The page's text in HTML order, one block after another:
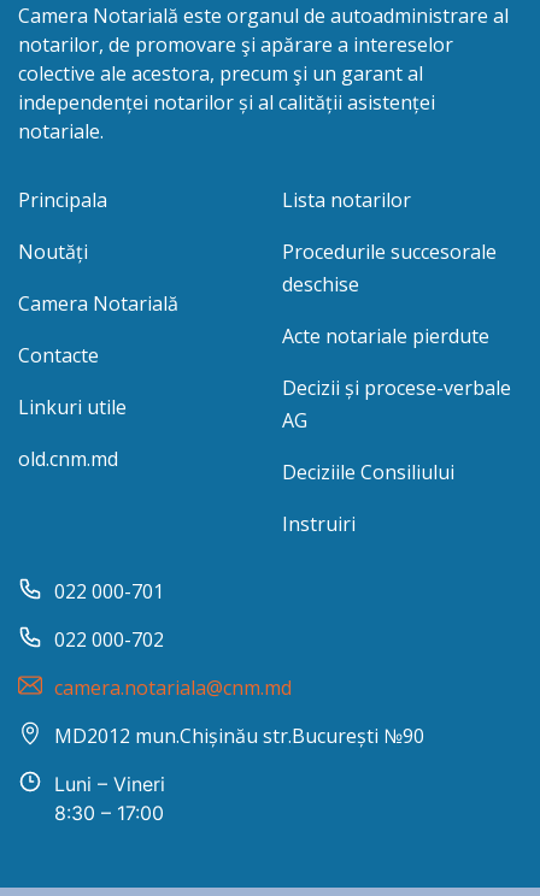
Camera Notarială este organul de autoadministrare al
notarilor, de promovare şi apărare a intereselor
colective ale acestora, precum şi un garant al
independenței notarilor și al calității asistenței
notariale.
Principala
Noutăți
Camera Notarială
Contacte
Linkuri utile
old.cnm.md
Lista notarilor
Procedurile succesorale
deschise
Acte notariale pierdute
Decizii și procese-verbale
AG
Deciziile Consiliului
Instruiri
022 000-701
022 000-702
camera.notariala@cnm.md
MD2012 mun.Chișinău str.București №90
Luni – Vineri
8:30 – 17:00